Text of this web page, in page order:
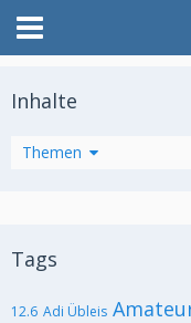
Inhalte
Artikel
Themen
Tags
12.6 Adi Übleis